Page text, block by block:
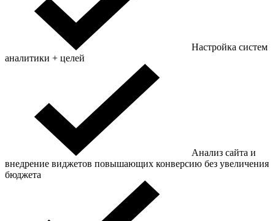
Настройка систем
аналитики + целей
Анализ сайта и
внедрение виджетов повышающих конверсию без увеличения
бюджета